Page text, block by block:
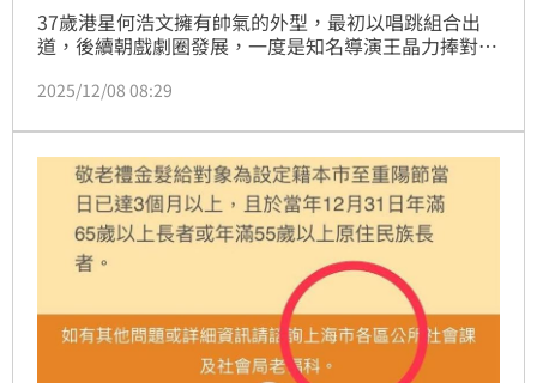
37歲港星何浩文擁有帥氣的外型，最初以唱跳組合出
道，後續朝戲劇圈發展，一度是知名導演王晶力捧對
上街頭發傳單，宣傳新單曲竟無人認出，反而是側拍影
2025/12/08 08:29